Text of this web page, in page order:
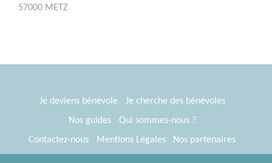
57000 METZ
Je deviens bénévole
Je cherche des bénévoles
Nos guides
Qui sommes-nous ?
Contactez-nous
Mentions Légales
Nos partenaires